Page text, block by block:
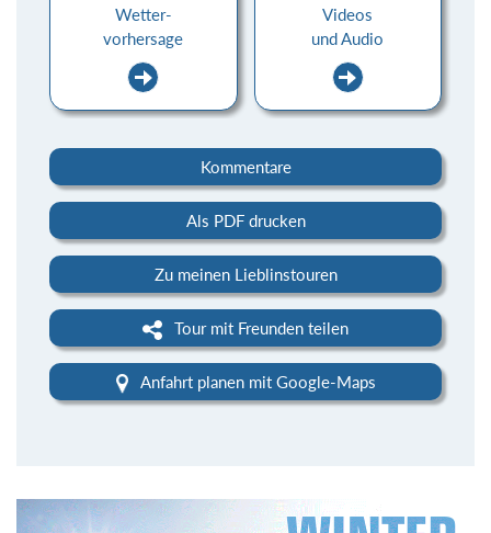
Wetter-
vorhersage
Videos
und Audio
Kommentare
Als PDF drucken
Zu meinen Lieblinstouren
Tour mit Freunden teilen
Anfahrt planen mit Google-Maps